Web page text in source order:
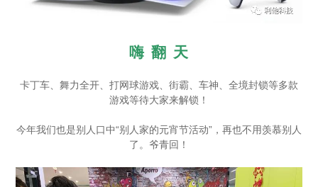
嗨 翻 天
卡丁车、舞力全开、打网球游戏、街霸、车神、全境封锁等多款
游戏等待大家来解锁！
今年我们也是别人口中“别人家的元宵节活动”，再也不用羡慕别人
了。爷青回！